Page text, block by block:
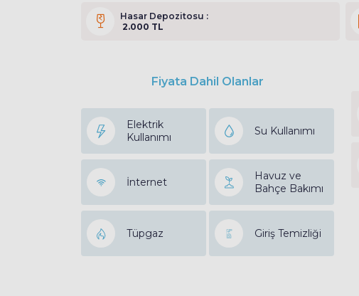
Hasar Depozitosu :
2.000 TL
Fiyata Dahil Olanlar
Elektrik
Kullanımı
Su Kullanımı
İnternet
Havuz ve
Bahçe Bakımı
Tüpgaz Giriş Temizliği